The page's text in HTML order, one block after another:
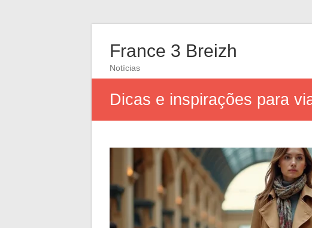
France 3 Breizh
Notícias
Dicas e inspirações para